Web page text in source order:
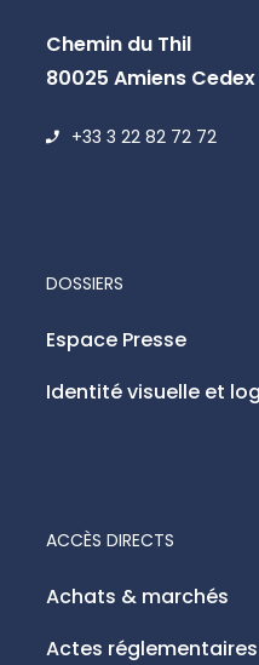
Chemin du Thil
80025 Amiens Cedex
+33 3 22 82 72 72
ACCÈS DIRECTS
Achats & marchés
Actes réglementaires
DOSSIERS
Espace Presse
Identité visuelle et